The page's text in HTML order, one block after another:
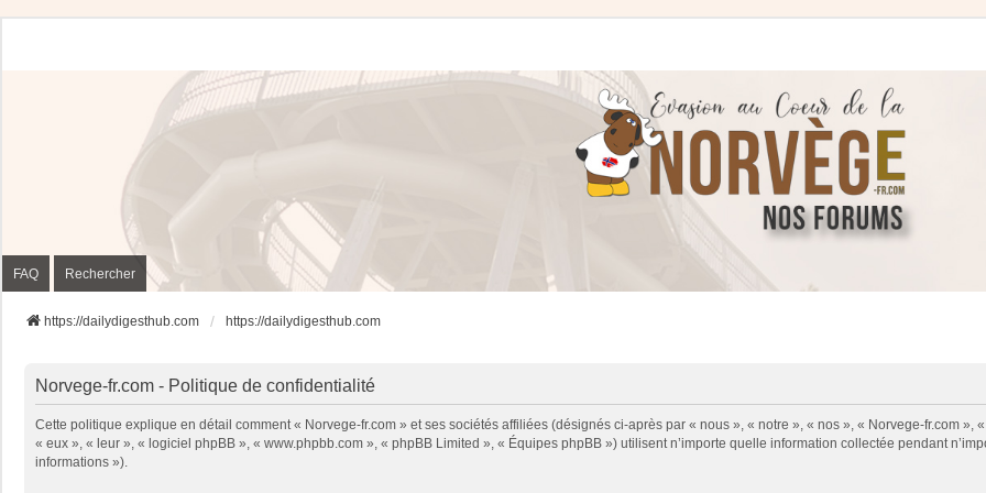
FAQ Rechercher
https://dailydigesthub.com https://dailydigesthub.com
Norvege-fr.com - Politique de confidentialité
Cette politique explique en détail comment « Norvege-fr.com » et ses sociétés affiliées (désignés ci-après par « nous », « notre », « nos », « Norvege-fr.com »,
« eux », « leur », « logiciel phpBB », « www.phpbb.com », « phpBB Limited », « Équipes phpBB ») utilisent n’importe quelle information collectée pendant
informations »).